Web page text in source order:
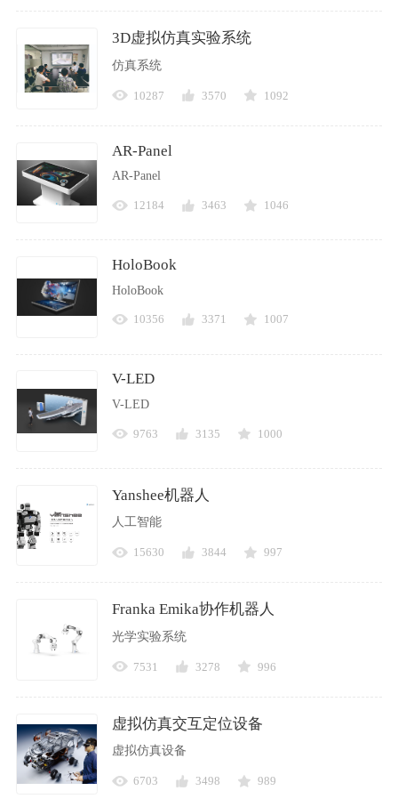
3D虚拟仿真实验系统
仿真系统
10287 3570 1092
AR-Panel
AR-Panel
12184 3463 1046
HoloBook
HoloBook
10356 3371 1007
V-LED
V-LED
9763 3135 1000
Yanshee机器人
人工智能
15630 3844 997
Franka Emika协作机器人
光学实验系统
7531 3278 996
虚拟仿真交互定位设备
虚拟仿真设备
6703 3498 989